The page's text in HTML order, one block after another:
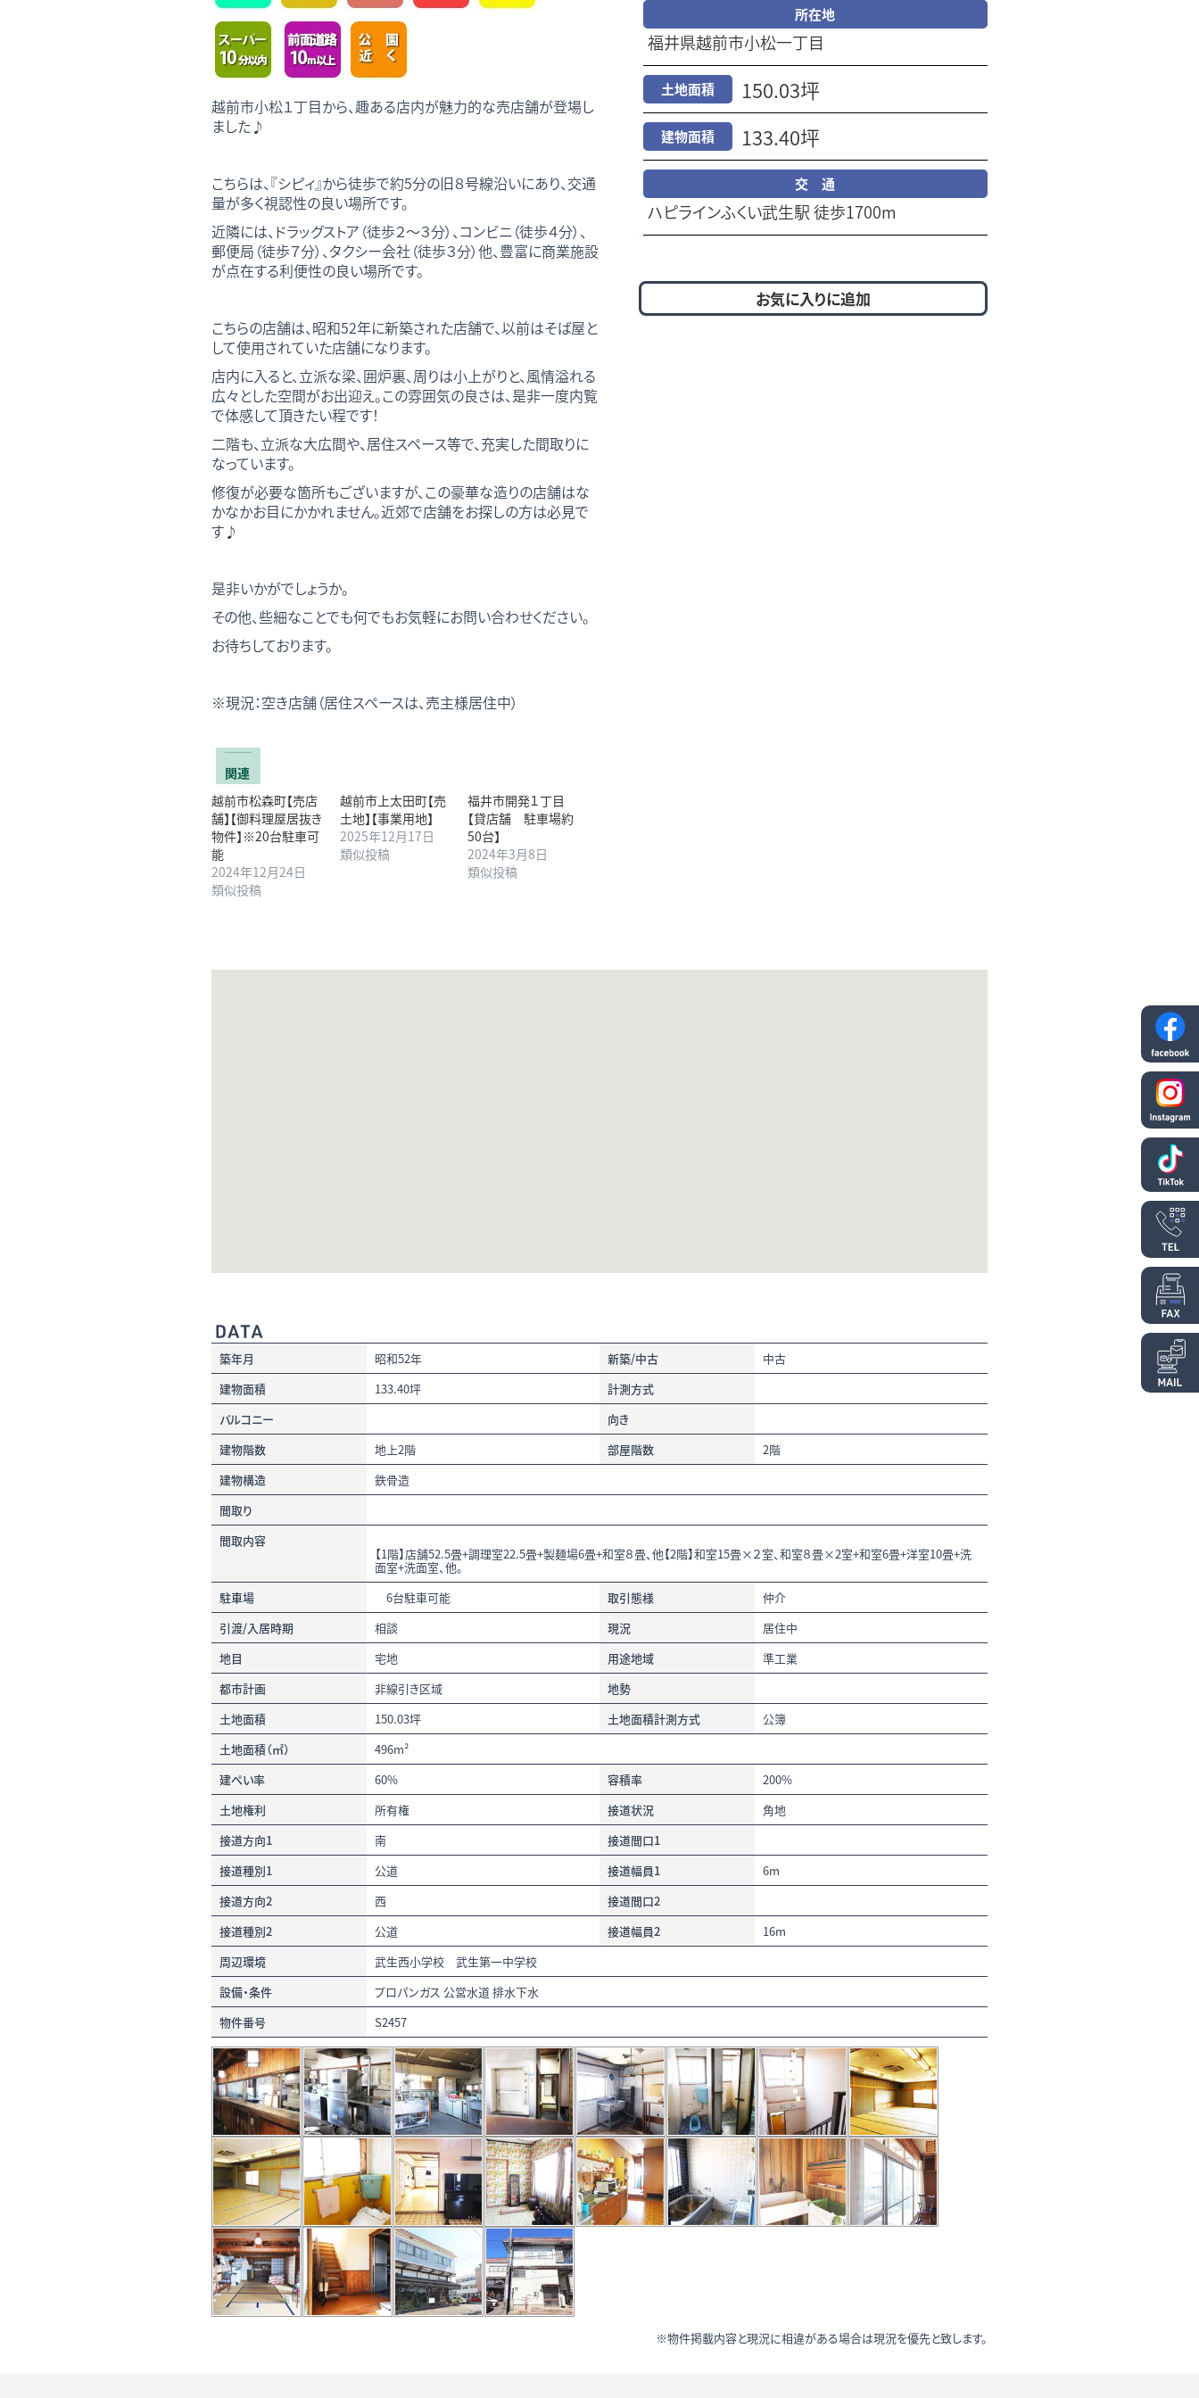
越前市小松１丁目から、趣ある店内が魅力的な売店舗が登場し
ました♪
こちらは、『シピィ』から徒歩で約5分の旧８号線沿いにあり、交通
量が多く視認性の良い場所です。
近隣には、ドラッグストア（徒歩２～３分）、コンビニ（徒歩４分）、
郵便局（徒歩７分）、タクシー会社（徒歩３分）他、豊富に商業施設
が点在する利便性の良い場所です。
こちらの店舗は、昭和52年に新築された店舗で、以前はそば屋と
して使用されていた店舗になります。
店内に入ると、立派な梁、囲炉裏、周りは小上がりと、風情溢れる
広々とした空間がお出迎え。この雰囲気の良さは、是非一度内覧
で体感して頂きたい程です！
二階も、立派な大広間や、居住スペース等で、充実した間取りに
なっています。
修復が必要な箇所もございますが、この豪華な造りの店舗はな
かなかお目にかかれません。近郊で店舗をお探しの方は必見で
す♪
是非いかがでしょうか。
その他、些細なことでも何でもお気軽にお問い合わせください。
お待ちしております。
※現況：空き店舗（居住スペースは、売主様居住中）
関連
越前市松森町【売店
舗】【御料理屋居抜き
物件】※20台駐車可
能
2024年12月24日
類似投稿
越前市上太田町【売
土地】【事業用地】
2025年12月17日
類似投稿
福井市開発１丁目
【貸店舗 駐車場約
50台】
2024年3月8日
類似投稿
所在地
福井県越前市小松一丁目
土地面積 150.03坪
建物面積 133.40坪
交 通
ハピラインふくい武生駅 徒歩1700m
お気に入りに追加
築年月 昭和52年 新築/中古
中古
建物面積
133.40坪
計測方式
バルコニー
向き
建物階数
地上2階 部屋階数
2階
建物構造
鉄骨造
間取り
間取内容
【1階】店舗52.5畳+調理室22.5畳+製麺場6畳+和室８畳、他【2階】和室15畳×２室、和室８畳×2室+和室6畳+洋室10畳+洗
面室+洗面室、他。
駐車場
6台駐車可能 取引態様
仲介
引渡/入居時期
相談 現況
居住中
地目
宅地 用途地域
準工業
都市計画
非線引き区域
地勢
土地面積
150.03坪 土地面積計測方式
公簿
土地面積（㎡）
496m²
建ぺい率
60% 容積率
200%
土地権利
所有権 接道状況
角地
接道方向1
南
接道間口1
接道種別1
公道 接道幅員1
6m
接道方向2
西
接道間口2
接道種別2
公道 接道幅員2
16m
周辺環境
武生西小学校 武生第一中学校
設備・条件
プロパンガス 公営水道 排水下水
物件番号
S2457
※物件掲載内容と現況に相違がある場合は現況を優先と致します。